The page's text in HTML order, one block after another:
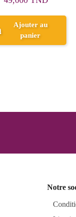
Ajouter au
panier
Notre